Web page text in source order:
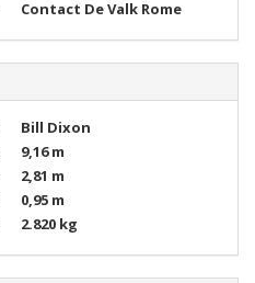
Contact De Valk Rome
Bill Dixon
9,16 m
2,81 m
0,95 m
2.820 kg